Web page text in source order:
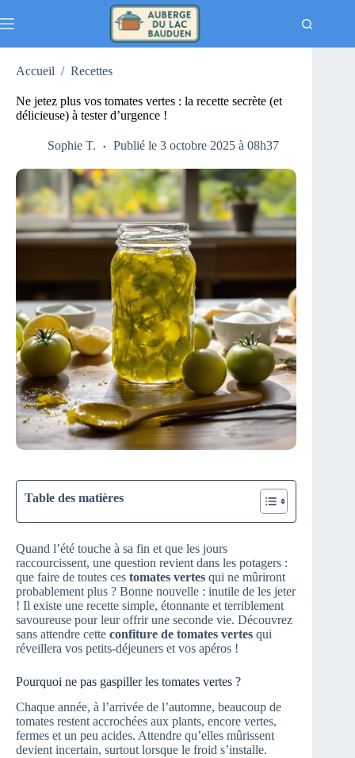
au
Accueil / Recettes
Ne jetez plus vos tomates vertes : la recette secrète (et
délicieuse) à tester d’urgence !
Sophie T. Publié le 3 octobre 2025 à 08h37
Table des matières
Quand l’été touche à sa fin et que les jours
raccourcissent, une question revient dans les potagers :
que faire de toutes ces tomates vertes qui ne mûriront
probablement plus ? Bonne nouvelle : inutile de les jeter
! Il existe une recette simple, étonnante et terriblement
savoureuse pour leur offrir une seconde vie. Découvrez
sans attendre cette confiture de tomates vertes qui
réveillera vos petits-déjeuners et vos apéros !
Pourquoi ne pas gaspiller les tomates vertes ?
Chaque année, à l’arrivée de l’automne, beaucoup de
tomates restent accrochées aux plants, encore vertes,
fermes et un peu acides. Attendre qu’elles mûrissent
devient incertain, surtout lorsque le froid s’installe.